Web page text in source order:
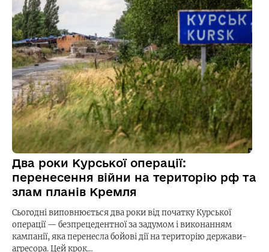
Два роки Курської операції:
перенесення війни на територію рф та
злам планів Кремля
Сьогодні виповнюється два роки від початку Курської
операції — безпрецедентної за задумом і виконанням
кампанії, яка перенесла бойові дії на територію держави-
агресора. Цей крок…